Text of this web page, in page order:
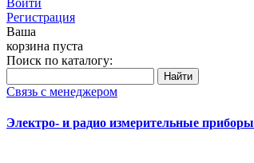
Войти
Регистрация
Ваша
корзина пуста
Поиск по каталогу:
Связь с менеджером
Электро- и радио измерительные приборы